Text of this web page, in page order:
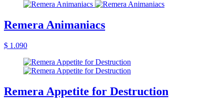
Remera Animaniacs
$ 1.090
Remera Appetite for Destruction